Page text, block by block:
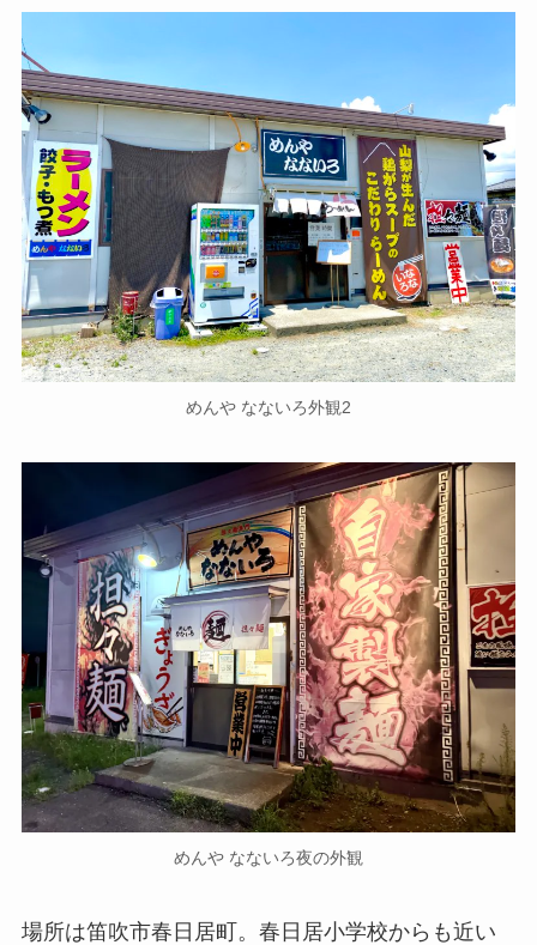
めんや なないろ外観2
めんや なないろ夜の外観
場所は笛吹市春日居町。春日居小学校からも近い